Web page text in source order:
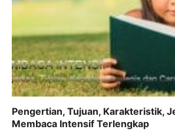
Pengertian, Tujuan, Karakteristik,
Membaca Intensif Terlengkap